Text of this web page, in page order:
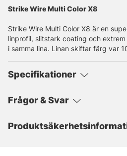
Strike Wire Multi Color X8
Strike Wire Multi Color X8 är en
linprofil, slitstark coating och
i samma lina. Linan skiftar färg var
Specifikationer
Frågor & Svar